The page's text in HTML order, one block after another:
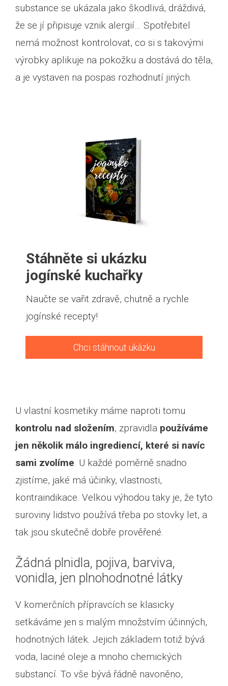
substance se ukázala jako škodlivá, dráždivá,
že se jí připisuje vznik alergií… Spotřebitel
nemá možnost kontrolovat, co si s takovými
výrobky aplikuje na pokožku a dostává do těla,
a je vystaven na pospas rozhodnutí jiných.
Stáhněte si ukázku
jogínské kuchařky
Naučte se vařit zdravě, chutně a rychle
jogínské recepty!
Chci stáhnout ukázku
U vlastní kosmetiky máme naproti tomu
kontrolu nad složením, zpravidla používáme
jen několik málo ingrediencí, které si navíc
sami zvolíme. U každé poměrně snadno
zjistíme, jaké má účinky, vlastnosti,
kontraindikace. Velkou výhodou taky je, že tyto
suroviny lidstvo používá třeba po stovky let, a
tak jsou skutečně dobře prověřené.
Žádná plnidla, pojiva, barviva,
vonidla, jen plnohodnotné látky
V komerčních přípravcích se klasicky
setkáváme jen s malým množstvím účinných,
hodnotných látek. Jejich základem totiž bývá
voda, laciné oleje a mnoho chemických
substancí. To vše bývá řádně navoněno,